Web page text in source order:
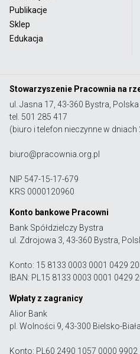
Publikacje
Sklep
Edukacja
Stowarzyszenie Pracownia na
ul. Jasna 17, 43-360 Bystra, Polska
tel. 501 285 417
(biuro i telefon nieczynne w dniach
biuro@pracownia.org.pl
NIP 547-15-17-679
KRS 0000120960
Konto bankowe Pracowni
Bank Spółdzielczy Bystra
ul. Zdrojowa 3, 43-360 Bystra,
Konto: 15 8133 0003 0001 0429
IBAN: PL15 8133 0003 0001 0429
Wpłaty z zagranicy
Alior Bank
pl. Wolności 9, 43-300 Bielsko-
Konto: PL60 2490 1057 0000 9902